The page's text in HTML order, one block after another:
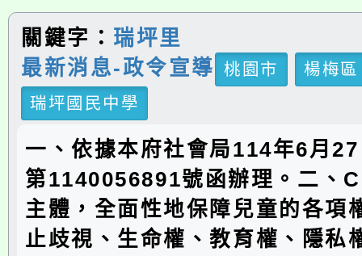
關鍵字： 瑞坪里
最新消息-政令宣導
桃園市
楊梅區
瑞坪國民中學
一、依據本府社會局114年6月
第1140056891號函辦理。二、
主體，全面性地保障兒童的各項
止歧視、生命權、教育權、隱私